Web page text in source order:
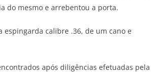
do mesmo e arrebentou a porta.
calibre .36, de um cano e
após diligências efetuadas pela